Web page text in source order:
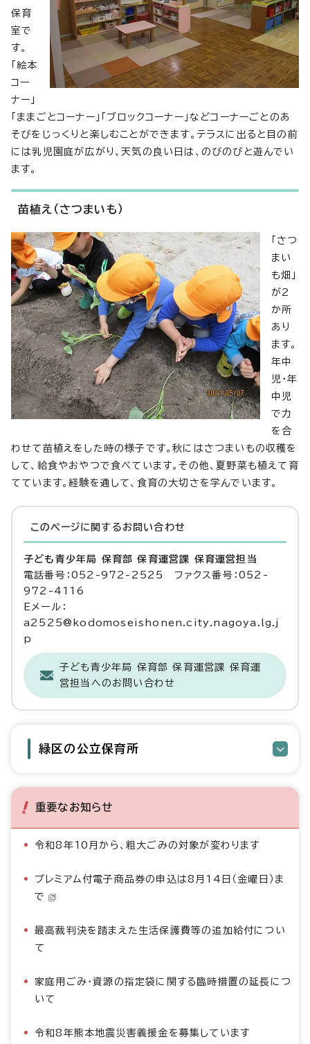
保育
室で
す。
「絵本
コー
ナー」
「ままごとコーナー」「ブロックコーナー」などコーナーごとのあ
そびをじっくりと楽しむことができます。テラスに出ると目の前
には乳児園庭が広がり、天気の良い日は、のびのびと遊んでい
ます。
苗植え（さつまいも）
「さつ
まい
も畑」
が2
か所
あり
ます。
年中
児・年
中児
で力
を合
わせて苗植えをした時の様子です。秋にはさつまいもの収穫を
して、給食やおやつで食べています。その他、夏野菜も植えて育
てています。経験を通して、食育の大切さを学んでいます。
このページに関する お問い合わせ
子ども青少年局 保育部 保育運営課 保育運営担当
電話番号：052-972-2525 ファクス番号：052-
972-4116
Eメール：
a2525@kodomoseishonen.city.nagoya.lg.j
p
子ども青少年局 保育部 保育運営課 保育運
営担当へのお問い合わせ
緑区の公立保育所
重要なお知らせ
令和8年10月から、粗大ごみの対象が変わります
プレミアム付電子商品券の申込は8月14日（金曜日）ま
で
最高裁判決を踏まえた生活保護費等の追加給付につい
て
家庭用ごみ・資源の指定袋に関する臨時措置の延長につ
いて
令和8年熊本地震災害義援金を募集しています